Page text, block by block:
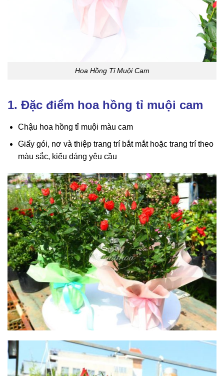
Hoa Hồng Tỉ Muội Cam
1. Đặc điểm hoa hồng tỉ muội cam
Chậu hoa hồng tỉ muội màu cam
Giấy gói, nơ và thiệp trang trí bắt mắt hoặc trang trí theo
màu sắc, kiểu dáng yêu cầu